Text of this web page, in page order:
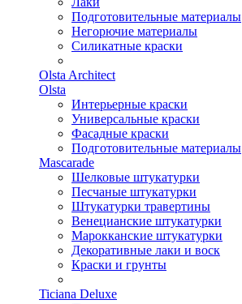
Подготовительные материалы
Негорючие материалы
Силикатные краски
Olsta Architect
Olsta
Интерьерные краски
Универсальные краски
Фасадные краски
Подготовительные материалы
Mascarade
Шелковые штукатурки
Песчаные штукатурки
Штукатурки травертины
Венецианские штукатурки
Марокканские штукатурки
Декоративные лаки и воск
Краски и грунты
Ticiana Deluxe